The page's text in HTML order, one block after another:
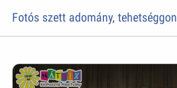
Fotós szett adomány,